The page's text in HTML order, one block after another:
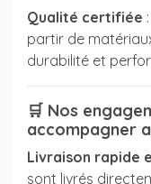
Qualité certifiée
partir de
durabilité et
🛒 Nos
accompagner
Livraison rapide
sont livrés